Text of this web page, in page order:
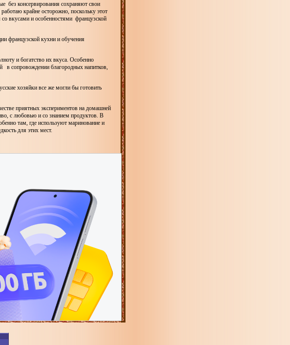
без консервирования сохраняют свои
крайне осторожно, поскольку этот
вкусами и особенностями французской
французской кухни и обучения
и богатство их вкуса. Особенно
в сопровождении благородных напитков,
хозяйки все же могли бы готовить
приятных экспериментов на домашней
с любовью и со знанием продуктов. В
там, где используют маринование и
для этих мест.